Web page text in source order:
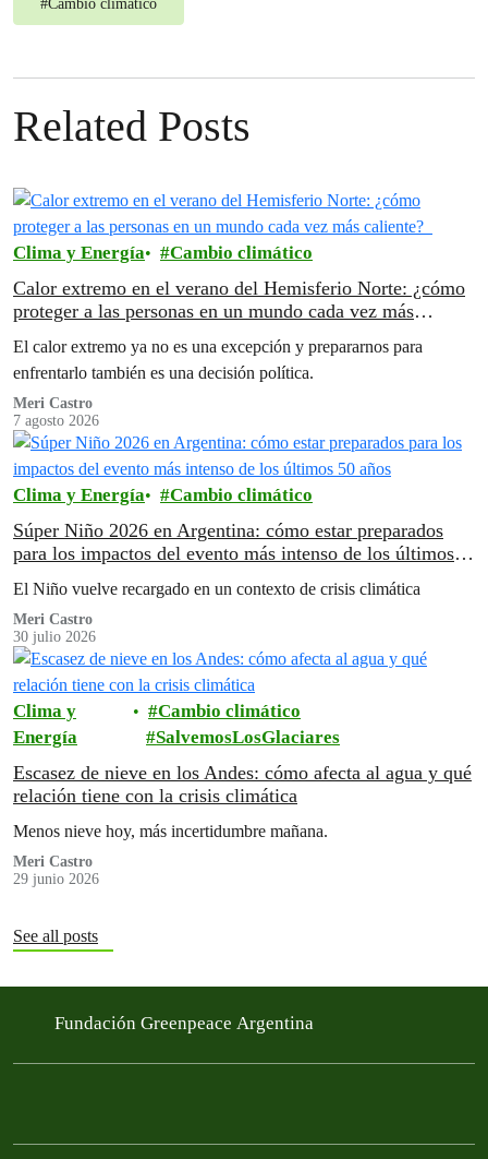
#Cambio climático
Related Posts
Clima y Energía Cambio climático
Calor extremo en el verano del Hemisferio Norte: ¿cómo
proteger a las personas en un mundo cada vez más
El calor extremo ya no es una excepción y prepararnos para
enfrentarlo también es una decisión política.
Meri Castro
7 agosto 2026
Clima y Energía Cambio climático
Súper Niño 2026 en Argentina: cómo estar preparados
para los impactos del evento más intenso de los últimos
El Niño vuelve recargado en un contexto de crisis climática
Meri Castro
30 julio 2026
Clima y
Energía
Cambio climático
SalvemosLosGlaciares
Escasez de nieve en los Andes: cómo afecta al agua y qué
relación tiene con la crisis climática
Menos nieve hoy, más incertidumbre mañana.
Meri Castro
29 junio 2026
See all posts
Fundación Greenpeace Argentina